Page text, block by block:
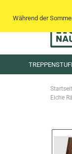
Während der
Eiche